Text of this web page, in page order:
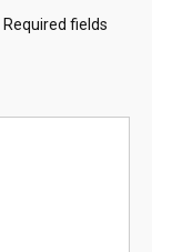
Required fields